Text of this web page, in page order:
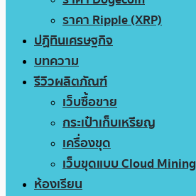
ราคา Ripple (XRP)
ปฏิทินเศรษฐกิจ
บทความ
รีวิวผลิตภัณฑ์
เว็บซื้อขาย
กระเป๋าเก็บเหรียญ
เครื่องขุด
เว็บขุดแบบ Cloud Mining
ห้องเรียน